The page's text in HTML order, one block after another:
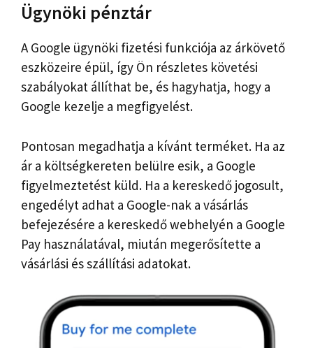
Ügynöki pénztár
A Google ügynöki fizetési funkciója az árkövető
eszközeire épül, így Ön részletes követési
szabályokat állíthat be, és hagyhatja, hogy a
Google kezelje a megfigyelést.
Pontosan megadhatja a kívánt terméket. Ha az
ár a költségkereten belülre esik, a Google
figyelmeztetést küld. Ha a kereskedő jogosult,
engedélyt adhat a Google-nak a vásárlás
befejezésére a kereskedő webhelyén a Google
Pay használatával, miután megerősítette a
vásárlási és szállítási adatokat.